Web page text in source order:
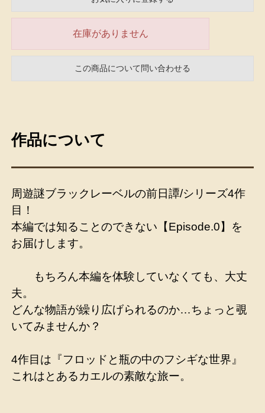
在庫がありません
この商品について問い合わせる
作品について
周遊謎ブラックレーベルの前日譚/シリーズ4作
目！
本編では知ることのできない【Episode.0】を
お届けします。
もちろん本編を体験していなくても、大丈
夫。
どんな物語が繰り広げられるのか…ちょっと覗
いてみませんか？
4作目は『フロッドと瓶の中のフシギな世界』
これはとあるカエルの素敵な旅ー。